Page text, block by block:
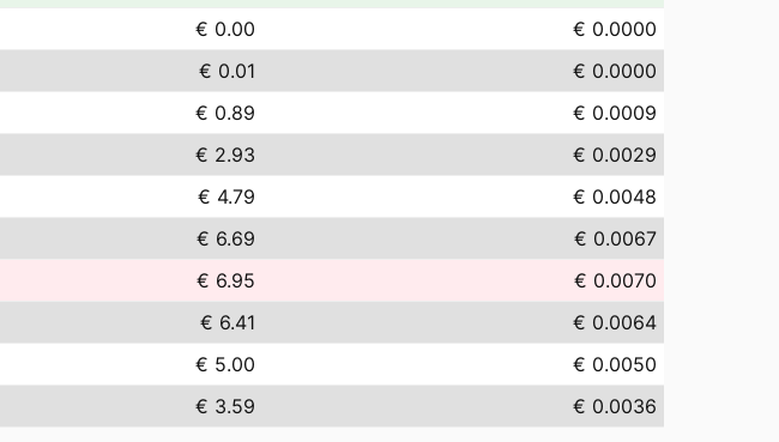
€ 0.00
€ 0.0000
€ 0.01
€ 0.0000
€ 0.89
€ 0.0009
€ 2.93
€ 0.0029
€ 4.79
€ 0.0048
€ 6.69
€ 0.0067
€ 6.95
€ 0.0070
€ 6.41
€ 0.0064
€ 5.00
€ 0.0050
€ 3.59 € 0.0036